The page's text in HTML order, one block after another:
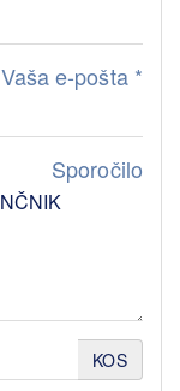
Vaša e-pošta *
Sporočilo
KOS